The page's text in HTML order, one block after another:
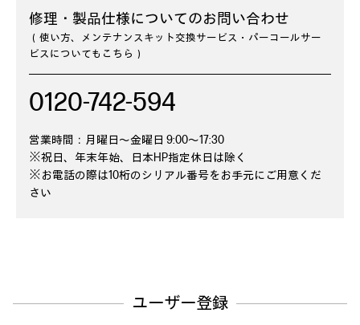
修理・製品仕様についてのお問い合わせ
（使い方、メンテナンスキット交換サービス・パーコールサー
ビスについてもこちら）
0120-742-594
営業時間：月曜日～金曜日 9:00～17:30
※祝日、年末年始、日本HP指定休日は除く
※お電話の際は10桁のシリアル番号をお手元にご用意くだ
さい
ユーザー登録